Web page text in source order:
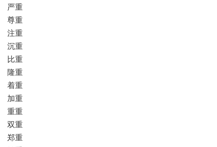
严重
尊重
注重
沉重
比重
隆重
着重
加重
重重
双重
郑重